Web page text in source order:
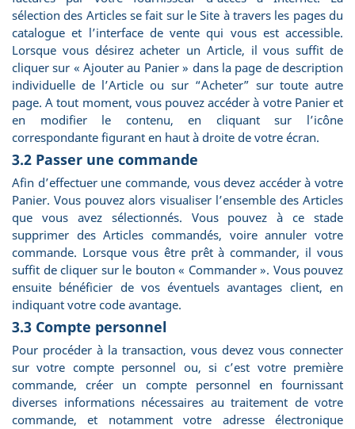
sélection des Articles se fait sur le Site à travers les pages du
catalogue et l’interface de vente qui vous est accessible.
Lorsque vous désirez acheter un Article, il vous suffit de
cliquer sur « Ajouter au Panier » dans la page de description
individuelle de l’Article ou sur “Acheter” sur toute autre
page. A tout moment, vous pouvez accéder à votre Panier et
en modifier le contenu, en cliquant sur l’icône
correspondante figurant en haut à droite de votre écran.
3.2 Passer une commande
Afin d’effectuer une commande, vous devez accéder à votre
Panier. Vous pouvez alors visualiser l’ensemble des Articles
que vous avez sélectionnés. Vous pouvez à ce stade
supprimer des Articles commandés, voire annuler votre
commande. Lorsque vous être prêt à commander, il vous
suffit de cliquer sur le bouton « Commander ». Vous pouvez
ensuite bénéficier de vos éventuels avantages client, en
indiquant votre code avantage.
3.3 Compte personnel
Pour procéder à la transaction, vous devez vous connecter
sur votre compte personnel ou, si c’est votre première
commande, créer un compte personnel en fournissant
diverses informations nécessaires au traitement de votre
commande, et notamment votre adresse électronique